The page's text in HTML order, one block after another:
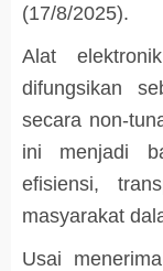
(17/8/2025).
Alat
difungsikan
secara non-
ini menjadi
efisiensi,
masyarakat
Usai